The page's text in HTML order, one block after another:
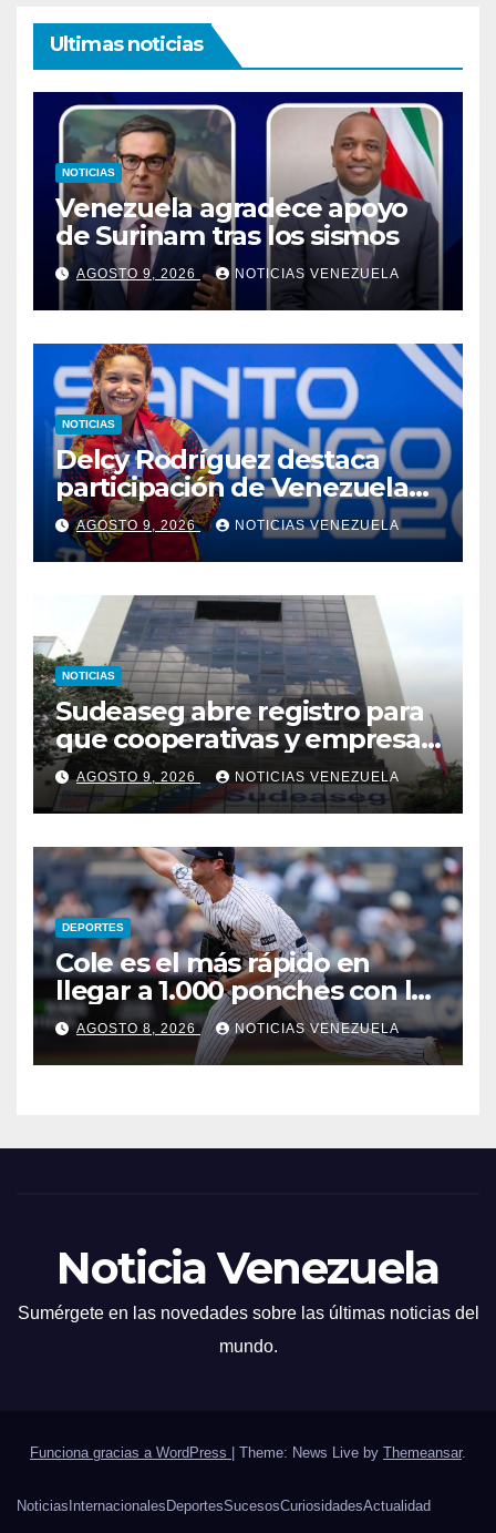
Ultimas noticias
NOTICIAS
Venezuela agradece apoyo
de Surinam tras los sismos
AGOSTO 9, 2026 NOTICIAS VENEZUELA
NOTICIAS
Delcy Rodríguez destaca
participación de Venezuela
en los XXV Juegos
Centroamericanos y del
Caribe 2026
AGOSTO 9, 2026 NOTICIAS VENEZUELA
NOTICIAS
Sudeaseg abre registro para
que cooperativas y empresas
de seguros operen como
canales alternativos
bancarios
AGOSTO 9, 2026 NOTICIAS VENEZUELA
DEPORTES
Cole es el más rápido en
llegar a 1.000 ponches con los
Yankees
AGOSTO 8, 2026 NOTICIAS VENEZUELA
Noticia Venezuela
Sumérgete en las novedades sobre las últimas noticias del
mundo.
Funciona gracias a WordPress Theme: News Live by Themeansar.
Noticias Internacionales DeportesSucesosCuriosidadesActualidad